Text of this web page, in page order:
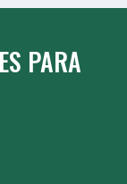
PARA